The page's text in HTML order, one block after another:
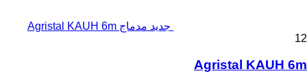
جديد مدماج Agristal KAUH 6m
12
Agristal KAUH 6m